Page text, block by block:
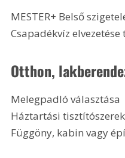
MESTER+ Belső
Csapadékvíz
Otthon,
Melegpadló választása
Háztartási tisztítószerek
Függöny, kabin vagy